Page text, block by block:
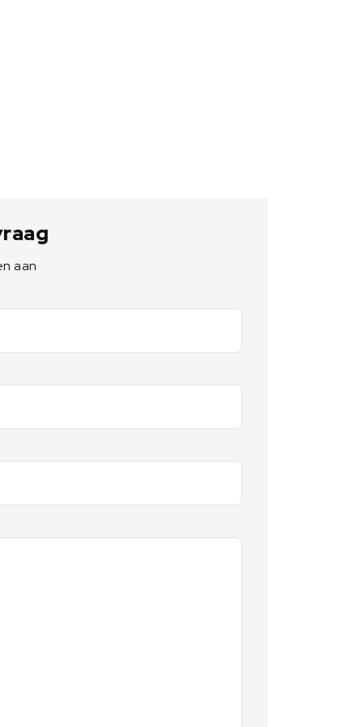
aan